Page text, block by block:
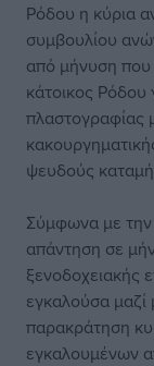
Ρόδου η κύρια
συμβουλίου
από μήνυση που
κάτοικος Ρόδου
πλαστογραφίας
ψευδούς
Σύμφωνα με την
απάντηση σε
ξενοδοχειακής
εγκαλούσα
παρακράτηση
εγκαλουμένων